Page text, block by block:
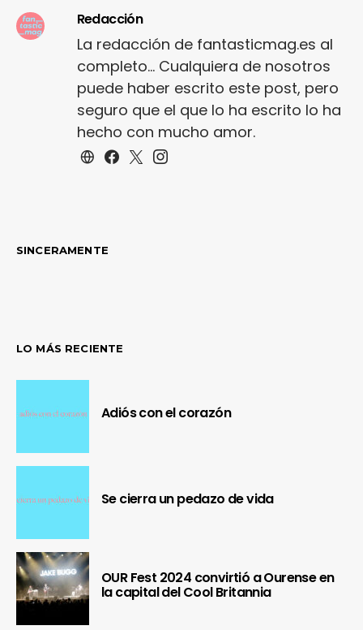
Redacción
La redacción de fantasticmag.es al
completo... Cualquiera de nosotros
puede haber escrito este post, pero
seguro que el que lo ha escrito lo ha
hecho con mucho amor.
SINCERAMENTE
LO MÁS RECIENTE
Adiós con el corazón
Se cierra un pedazo de vida
OUR Fest 2024 convirtió a Ourense en
la capital del Cool Britannia